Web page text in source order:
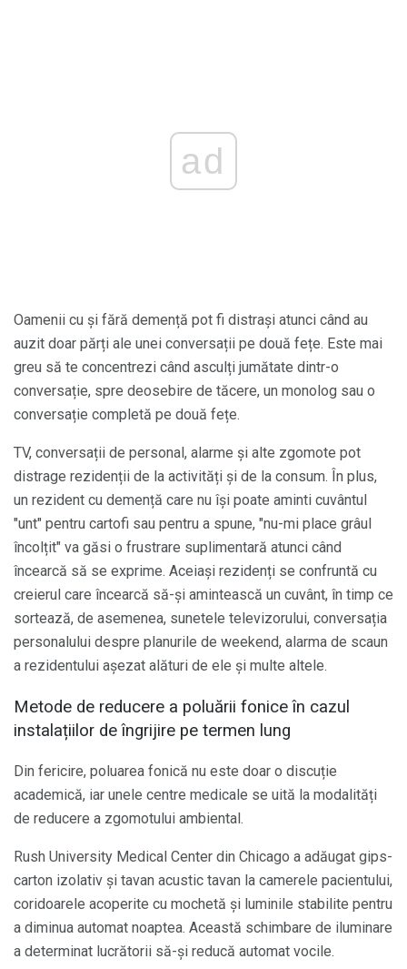
ad
Oamenii cu și fără demență pot fi distrași atunci când au
auzit doar părți ale unei conversații pe două fețe. Este mai
greu să te concentrezi când asculți jumătate dintr-o
conversație, spre deosebire de tăcere, un monolog sau o
conversație completă pe două fețe.
TV, conversații de personal, alarme și alte zgomote pot
distrage rezidenții de la activități și de la consum. În plus,
un rezident cu demență care nu își poate aminti cuvântul
"unt" pentru cartofi sau pentru a spune, "nu-mi place grâul
încolțit" va găsi o frustrare suplimentară atunci când
încearcă să se exprime. Aceiași rezidenți se confruntă cu
creierul care încearcă să-și amintească un cuvânt, în timp ce
sortează, de asemenea, sunetele televizorului, conversația
personalului despre planurile de weekend, alarma de scaun
a rezidentului așezat alături de ele și multe altele.
Metode de reducere a poluării fonice în cazul
instalațiilor de îngrijire pe termen lung
Din fericire, poluarea fonică nu este doar o discuție
academică, iar unele centre medicale se uită la modalități
de reducere a zgomotului ambiental.
Rush University Medical Center din Chicago a adăugat gips-
carton izolativ și tavan acustic tavan la camerele pacientului,
coridoarele acoperite cu mochetă și luminile stabilite pentru
a diminua automat noaptea. Această schimbare de iluminare
a determinat lucrătorii să-și reducă automat vocile.